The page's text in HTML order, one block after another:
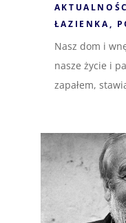
ŁAZIENKA,
Nasz dom i
nasze życie i
zapałem,